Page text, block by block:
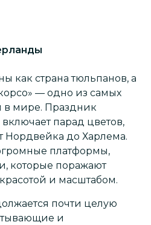
как страна тюльпанов, а
— одно из самых
в мире. Праздник
парад цветов,
Нордвейка до Харлема.
платформы,
которые поражают
и масштабом.
почти целую
и